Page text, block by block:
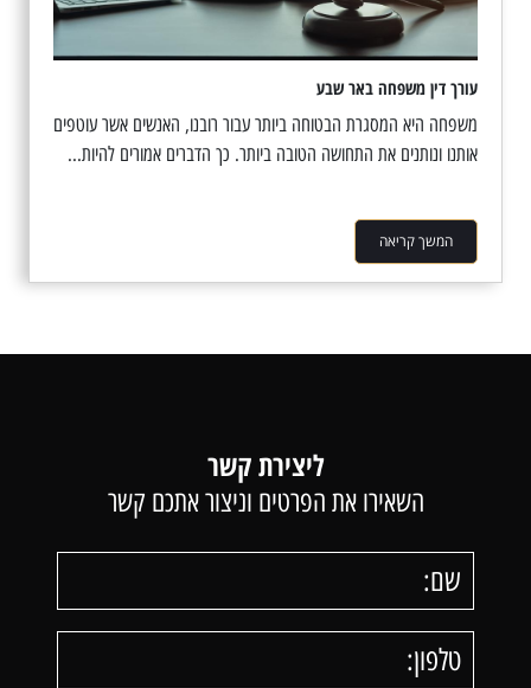
עורך דין משפחה באר שבע
משפחה היא המסגרת הבטוחה ביותר עבור רובנו, האנשים אשר עוטפים
אותנו ונותנים את התחושה הטובה ביותר. כך הדברים אמורים להיות...
המשך קריאה
ליצירת קשר
השאירו את הפרטים וניצור אתכם קשר